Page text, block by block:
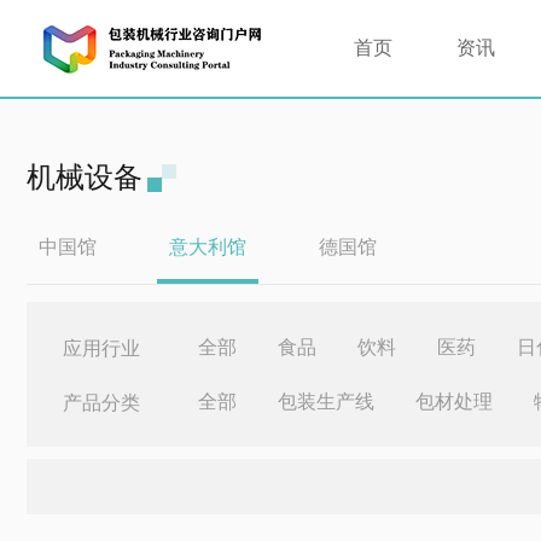
首页 资讯
机械设备
中国馆 意大利馆 德国馆
应用行业 全部 食品 饮料 医药
产品分类 全部 包装生产线 包材处理